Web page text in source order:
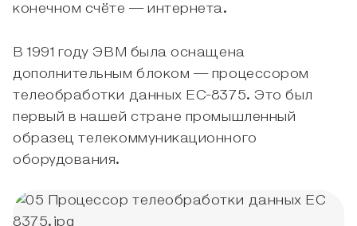
конечном счёте — интернета.
В 1991 году ЭВМ была оснащена
дополнительным блоком — процессором
телеобработки данных ЕС-8375. Это был
первый в нашей стране промышленный
образец телекоммуникационного
оборудования.